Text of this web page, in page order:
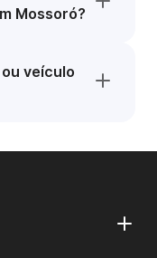
Mossoró?
veículo